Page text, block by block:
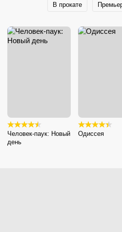
В прокате
Человек-паук: Новый
день
Одиссея